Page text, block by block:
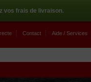
vos frais de livraison.
Contact Aide / Services